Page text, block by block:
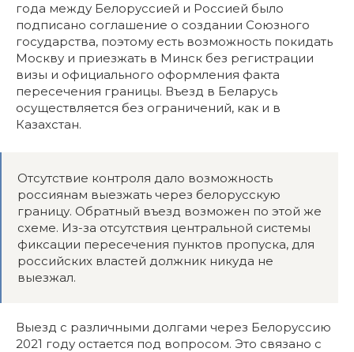
года между Белоруссией и Россией было
подписано соглашение о создании Союзного
государства, поэтому есть возможность покидать
Москву и приезжать в Минск без регистрации
визы и официального оформления факта
пересечения границы. Въезд в Беларусь
осуществляется без ограничений, как и в
Казахстан.
Отсутствие контроля дало возможность
россиянам выезжать через белорусскую
границу. Обратный въезд возможен по этой же
схеме. Из-за отсутствия центральной системы
фиксации пересечения пунктов пропуска, для
российских властей должник никуда не
выезжал.
Выезд с различными долгами через Белоруссию
2021 году остается под вопросом. Это связано с